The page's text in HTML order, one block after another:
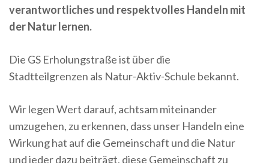
verantwortliches und respektvolles Handeln mit
der Natur lernen.
Die GS Erholungstraße ist über die
Stadtteilgrenzen als Natur-Aktiv-Schule bekannt.
Wir legen Wert darauf, achtsam miteinander
umzugehen, zu erkennen, dass unser Handeln eine
Wirkung hat auf die Gemeinschaft und die Natur
und jeder dazu beiträgt, diese Gemeinschaft zu